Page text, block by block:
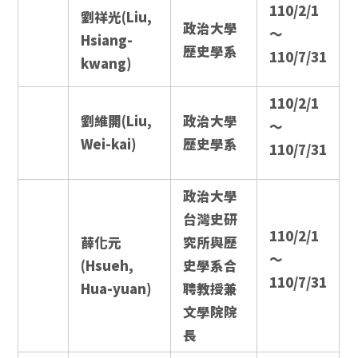
劉祥光(Liu,
Hsiang-
kwang)
政治大學
歷史學系
110/2/1
～
110/7/31
劉維開(Liu,
Wei-kai)
政治大學
歷史學系
110/2/1
～
110/7/31
薛化元
(Hsueh,
Hua-yuan)
政治大學
台灣史研
究所與歷
史學系合
聘教授兼
文學院院
長
110/2/1
～
110/7/31